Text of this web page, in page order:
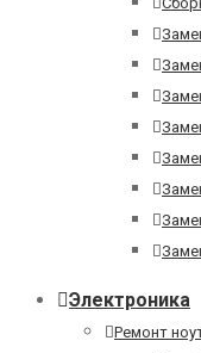
Электроника
Ремонт